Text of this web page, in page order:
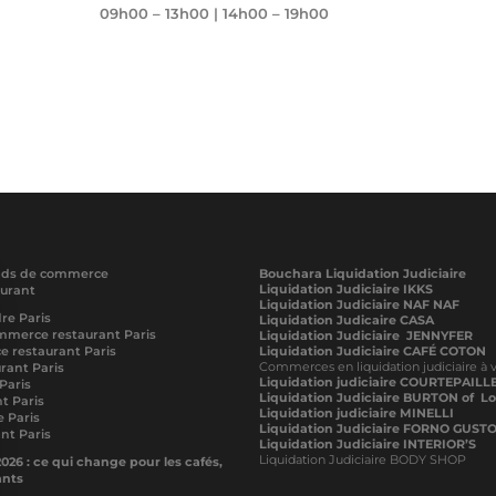
09h00 – 13h00 | 14h00 – 19h00
de commerce
Paris
restaurant Paris
restaurant Paris
Paris
Paris
Paris
Paris
: ce qui change pour les cafés,
Bouchara Liquidation Judiciaire
Liquidation Judiciaire IKKS
Liquidation Judiciaire NAF NAF
Liquidation Judicaire CASA
Liquidation Judiciaire JENNYFER
Liquidation Judiciaire CAFÉ COTON
Commerces en liquidation judiciaire à
Liquidation judiciaire
Liquidation Judiciaire BURTON of
Liquidation judiciaire MINELLI
Liquidation Judiciaire FORNO GUSTO
Liquidation Judiciaire INTERIOR’S
Liquidation Judiciaire BODY SHOP